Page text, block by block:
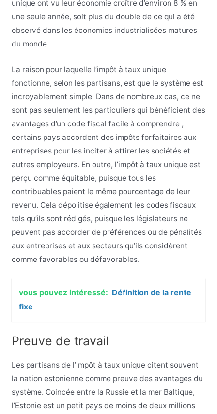
unique ont vu leur économie croître d’environ 8 % en
une seule année, soit plus du double de ce qui a été
observé dans les économies industrialisées matures
du monde.
La raison pour laquelle l’impôt à taux unique
fonctionne, selon les partisans, est que le système est
incroyablement simple. Dans de nombreux cas, ce ne
sont pas seulement les particuliers qui bénéficient des
avantages d’un code fiscal facile à comprendre ;
certains pays accordent des impôts forfaitaires aux
entreprises pour les inciter à attirer les sociétés et
autres employeurs. En outre, l’impôt à taux unique est
perçu comme équitable, puisque tous les
contribuables paient le même pourcentage de leur
revenu. Cela dépolitise également les codes fiscaux
tels qu’ils sont rédigés, puisque les législateurs ne
peuvent pas accorder de préférences ou de pénalités
aux entreprises et aux secteurs qu’ils considèrent
comme favorables ou défavorables.
vous pouvez intéressé: Définition de la rente
fixe
Preuve de travail
Les partisans de l’impôt à taux unique citent souvent
la nation estonienne comme preuve des avantages du
système. Coincée entre la Russie et la mer Baltique,
l’Estonie est un petit pays de moins de deux millions